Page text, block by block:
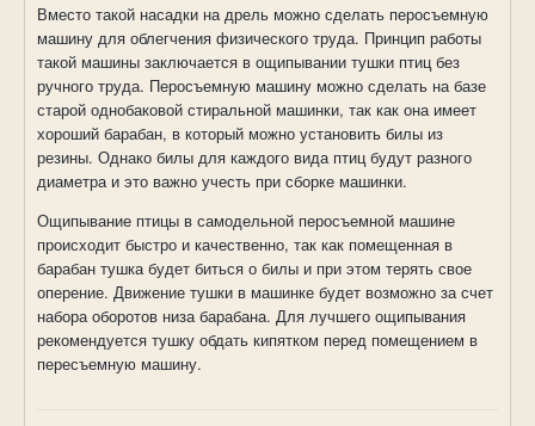
Вместо такой насадки на дрель можно сделать перосъемную
машину для облегчения физического труда. Принцип работы
такой машины заключается в ощипывании тушки птиц без
ручного труда. Перосъемную машину можно сделать на базе
старой однобаковой стиральной машинки, так как она имеет
хороший барабан, в который можно установить билы из
резины. Однако билы для каждого вида птиц будут разного
диаметра и это важно учесть при сборке машинки.
Ощипывание птицы в самодельной перосъемной машине
происходит быстро и качественно, так как помещенная в
барабан тушка будет биться о билы и при этом терять свое
оперение. Движение тушки в машинке будет возможно за счет
набора оборотов низа барабана. Для лучшего ощипывания
рекомендуется тушку обдать кипятком перед помещением в
пересъемную машину.